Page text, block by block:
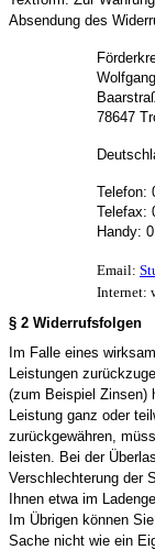
Absendung des
78647
Telefon:
Telefax:
Handy:
Email:
Internet:
§ 2 Widerrufsfolgen
Im Falle eines
Leistungen
(zum Beispiel Zinsen)
Leistung ganz oder
zurückgewähren,
leisten. Bei der
Verschlechterung der
Ihnen etwa im
Im Übrigen können
Sache nicht wie ein